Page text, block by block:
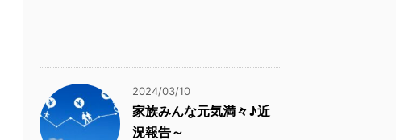
2024/03/10
家族みんな元気満々♪近
況報告～